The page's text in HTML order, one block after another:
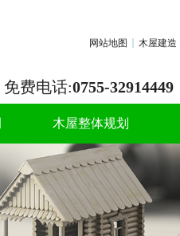
木屋建造
网站地图
免费电话:0755-32914449
木屋整体规划